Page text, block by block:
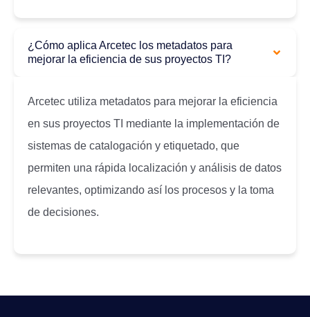
¿Cómo aplica Arcetec los metadatos para
mejorar la eficiencia de sus proyectos TI?
Arcetec utiliza metadatos para mejorar la eficiencia
en sus proyectos TI mediante la implementación de
sistemas de catalogación y etiquetado, que
permiten una rápida localización y análisis de datos
relevantes, optimizando así los procesos y la toma
de decisiones.